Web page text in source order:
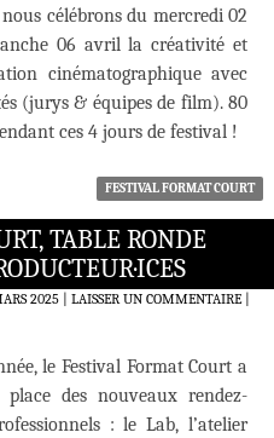
célébrons du mercredi 02
06 avril la créativité et
cinématographique avec
(jurys & équipes de film). 80
ces 4 jours de festival !
FESTIVAL FORMAT COURT
TABLE RONDE
2025 LAISSER UN COMMENTAIRE|
le Festival Format Court a
des nouveaux rendez-
: le Lab, l’atelier